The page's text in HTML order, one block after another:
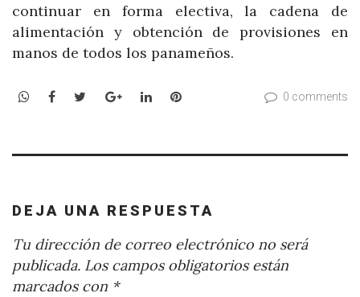
continuar en forma electiva, la cadena de
alimentación y obtención de provisiones en
manos de todos los panameños.
WhatsApp
Facebook
TwitterGoogle+LinkedInPinterest 0 comments
DEJA UNA RESPUESTA
Tu dirección de correo electrónico no será
publicada. Los campos obligatorios están
marcados con *